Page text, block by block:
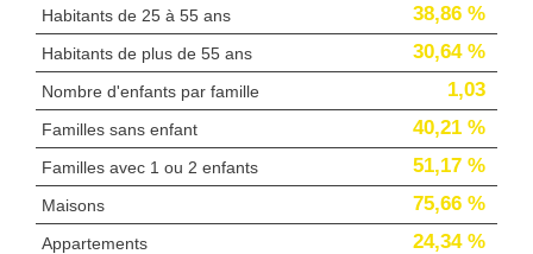
Habitants de 25 à 55 ans 38,86 %
Habitants de plus de 55 ans 30,64 %
Nombre d'enfants par famille 1,03
Familles sans enfant 40,21 %
Familles avec 1 ou 2 enfants 51,17 %
Maisons 75,66 %
Appartements 24,34 %